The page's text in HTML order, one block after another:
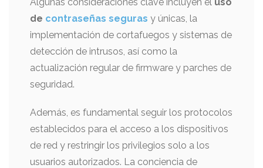
de contraseñas seguras y únicas, la
implementación de cortafuegos y sistemas de
detección de intrusos, así como la
actualización regular de firmware y parches de
seguridad.
Además, es fundamental seguir los protocolos
establecidos para el acceso a los dispositivos
de red y restringir los privilegios solo a los
usuarios autorizados. La conciencia de